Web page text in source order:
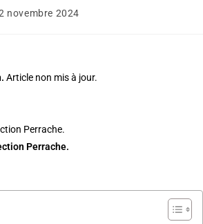
novembre 2024
Article non mis à jour.
Perrache.